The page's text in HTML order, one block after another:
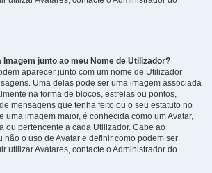
junto ao meu Nome de Utilizador?
aparecer junto com um nome de Utilizador
Uma delas pode ser uma imagem associada
na forma de blocos, estrelas ou pontos,
mensagens que tenha feito ou o seu estatuto no
uma imagem maior, é conhecida como um Avatar,
ou pertencente a cada Utilizador. Cabe ao
não o uso de Avatar e definir como podem ser
utilizar Avatares, contacte o Administrador do